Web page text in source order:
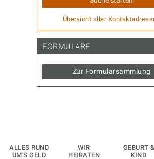
Übersicht aller
FORMULARE
Zur Formularsammlung
ALLES RUND
UM'S GELD
WIR
HEIRATEN
GEBURT &
KIND